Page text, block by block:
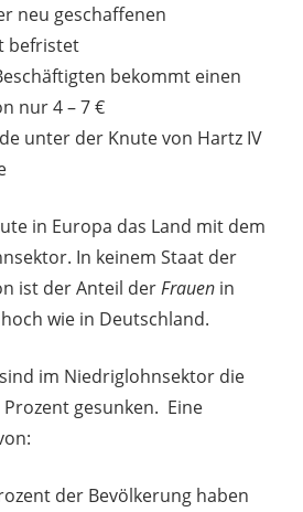
neu geschaffenen
befristet
bekommt einen
nur 4 – 7 €
unter der Knute von Hartz IV
in Europa das Land mit dem
In keinem Staat der
ist der Anteil derFrauen in
wie in Deutschland.
im Niedriglohnsektor die
gesunken. Eine
der Bevölkerung haben